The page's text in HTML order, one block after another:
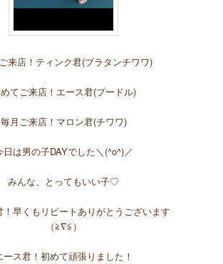
来店！ティンク君(ブラタンチワワ)
てご来店！エース君(プードル)
毎月ご来店！マロン君(チワワ)
日は男の子DAYでした＼(^o^)／
みんな、とってもいい子♡
！早くもリピートありがとうございます
（≧∇≦）
ース君！初めて頑張りました！